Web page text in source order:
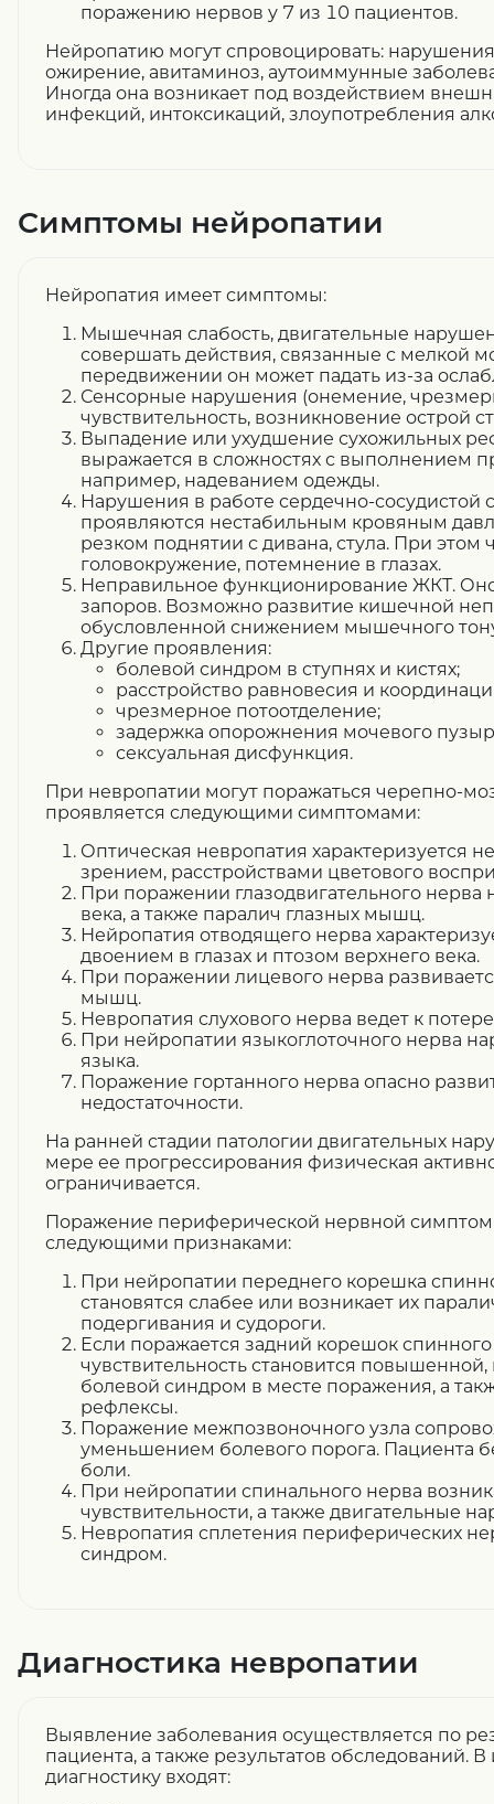
поражению нервов у 7 из 10 пациентов.
Нейропатию могут спровоцировать:
ожирение, авитаминоз, аутоиммунные
Иногда она возникает под воздействием
инфекций, интоксикаций, злоупотребления
Симптомы нейропатии
Нейропатия имеет симптомы:
Мышечная слабость, двигательные
совершать действия, связанные с мелкой
передвижении он может падать из-за
Сенсорные нарушения (онемение,
чувствительность, возникновение острой
Выпадение или ухудшение сухожильных
выражается в сложностях с выполнением
например, надеванием одежды.
Нарушения в работе сердечно-сосудистой
проявляются нестабильным кровяным
резком поднятии с дивана, стула. При
головокружение, потемнение в глазах.
Неправильное функционирование ЖКТ.
запоров. Возможно развитие кишечной
обусловленной снижением мышечного
Другие проявления:
болевой синдром в ступнях и кистях;
расстройство равновесия и
чрезмерное потоотделение;
задержка опорожнения мочевого
сексуальная дисфункция.
При невропатии могут поражаться черепно-
проявляется следующими симптомами:
Оптическая невропатия характеризуется
зрением, расстройствами цветового
При поражении глазодвигательного нерва
века, а также паралич глазных мышц.
Нейропатия отводящего нерва
двоением в глазах и птозом верхнего века.
При поражении лицевого нерва
мышц.
Невропатия слухового нерва ведет к потере
При нейропатии языкоглоточного нерва
языка.
Поражение гортанного нерва опасно
недостаточности.
На ранней стадии патологии двигательных
мере ее прогрессирования физическая
ограничивается.
Поражение периферической нервной
следующими признаками:
При нейропатии переднего корешка
становятся слабее или возникает их
подергивания и судороги.
Если поражается задний корешок спинного
чувствительность становится
болевой синдром в месте поражения, а
рефлексы.
Поражение межпозвоночного узла
уменьшением болевого порога. Пациента
боли.
При нейропатии спинального нерва
чувствительности, а также двигательные
Невропатия сплетения периферических
синдром.
Диагностика невропатии
Выявление заболевания осуществляется по
пациента, а также результатов обследований.
диагностику входят: